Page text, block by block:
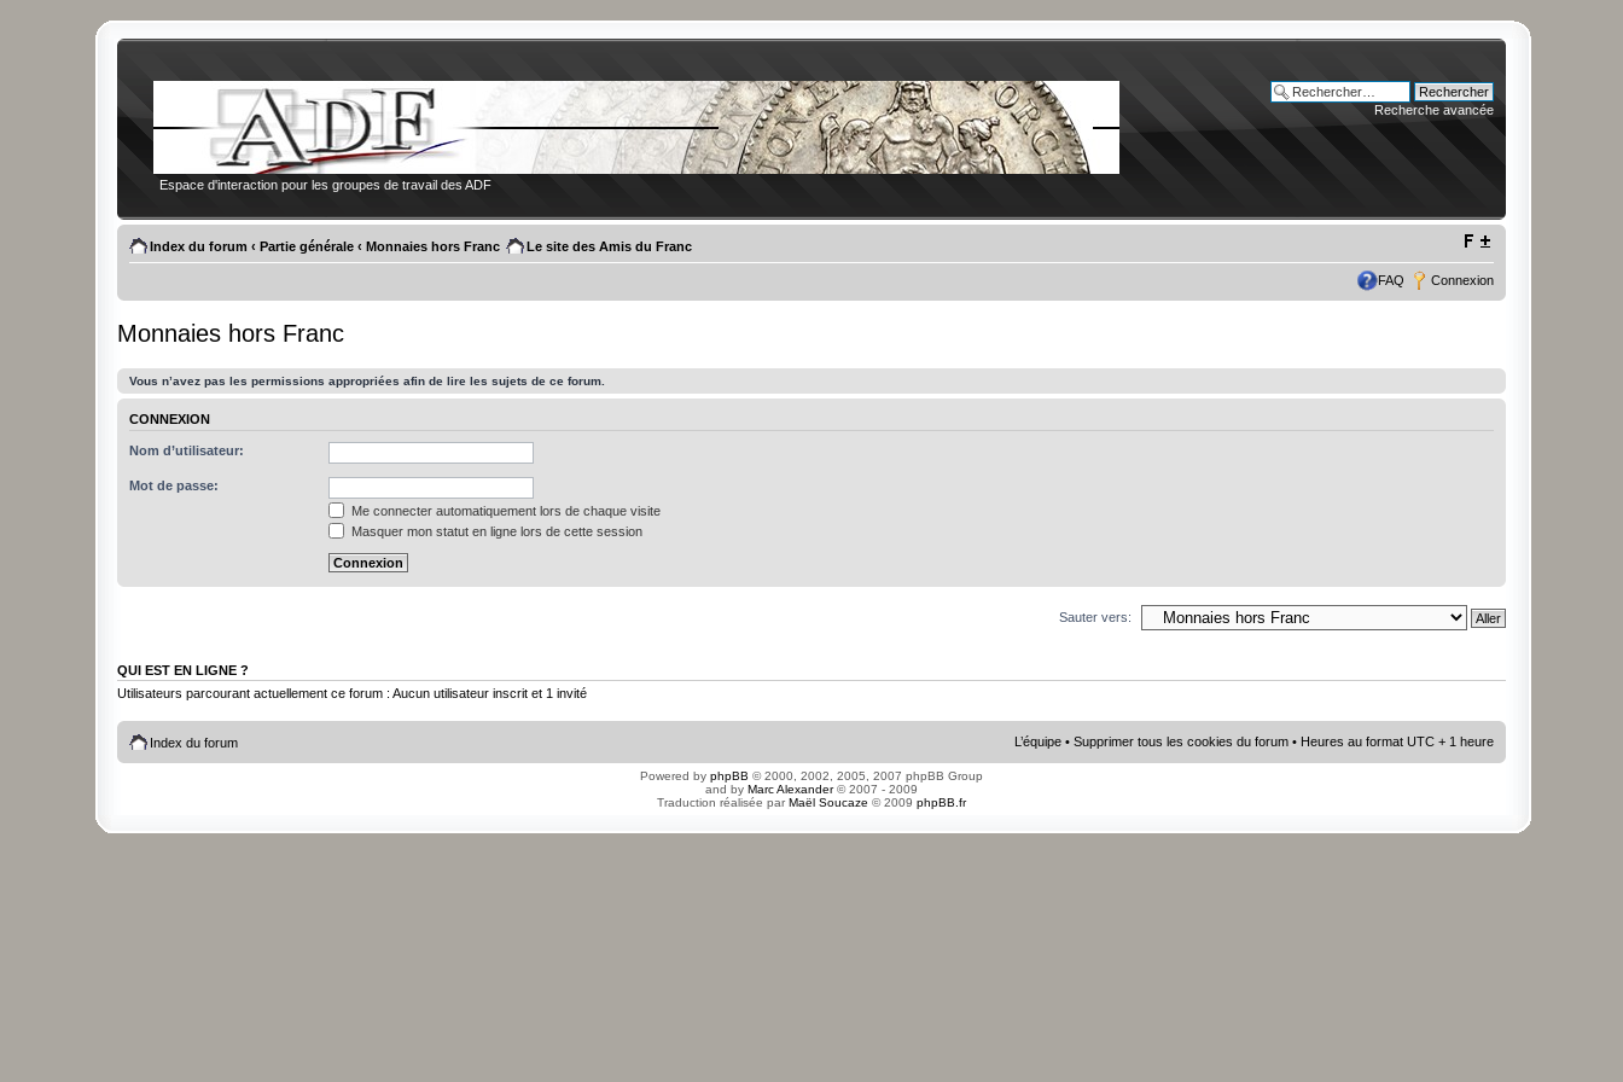
Espace d'interaction pour les groupes de travail des ADF
Recherche avancée
Index du forum ‹ Partie générale ‹ Monnaies hors Franc Le site des Amis du Franc
FAQ Connexion
Monnaies hors Franc
Vous n’avez pas les permissions appropriées afin de lire les sujets de ce forum.
CONNEXION
Nom d’utilisateur:
Mot de passe:
Me connecter automatiquement lors de chaque visite
Masquer mon statut en ligne lors de cette session
Sauter vers:
QUI EST EN LIGNE ?
Utilisateurs parcourant actuellement ce forum : Aucun utilisateur inscrit et 1 invité
Index du forum L’équipe • Supprimer tous les cookies du forum • Heures au format UTC + 1 heure
Powered by phpBB © 2000, 2002, 2005, 2007 phpBB Group
and by Marc Alexander© 2007 - 2009
Traduction réalisée parMaël Soucaze © 2009 phpBB.fr